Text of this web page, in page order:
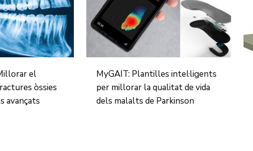
el
òssies
avançats
MyGAIT: Plantilles intel·ligents
per millorar la qualitat de vida
dels malalts de Parkinson